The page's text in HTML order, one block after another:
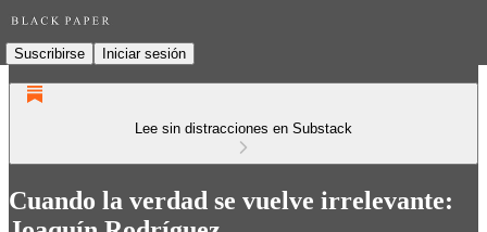
Suscribirse Iniciar sesión
Lee sin distracciones en Substack
Cuando la verdad se vuelve irrelevante: